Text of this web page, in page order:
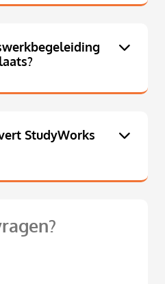
StudyWorks